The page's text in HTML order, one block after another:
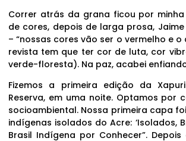
Correr atrás da grana ficou por
de cores, depois de larga prosa,
– “nossas cores vão ser o vermelho e
revista tem que ter cor de luta, cor
verde-floresta). Na paz, acabei
Fizemos a primeira edição da
Reserva, em uma noite. Optamos por
socioambiental. Nossa primeira capa
indígenas isolados do Acre: ‘Isolados,
Brasil Indígena por Conhecer”.